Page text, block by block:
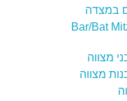
במצדה
Bar/Bat
מצווה
מצווה